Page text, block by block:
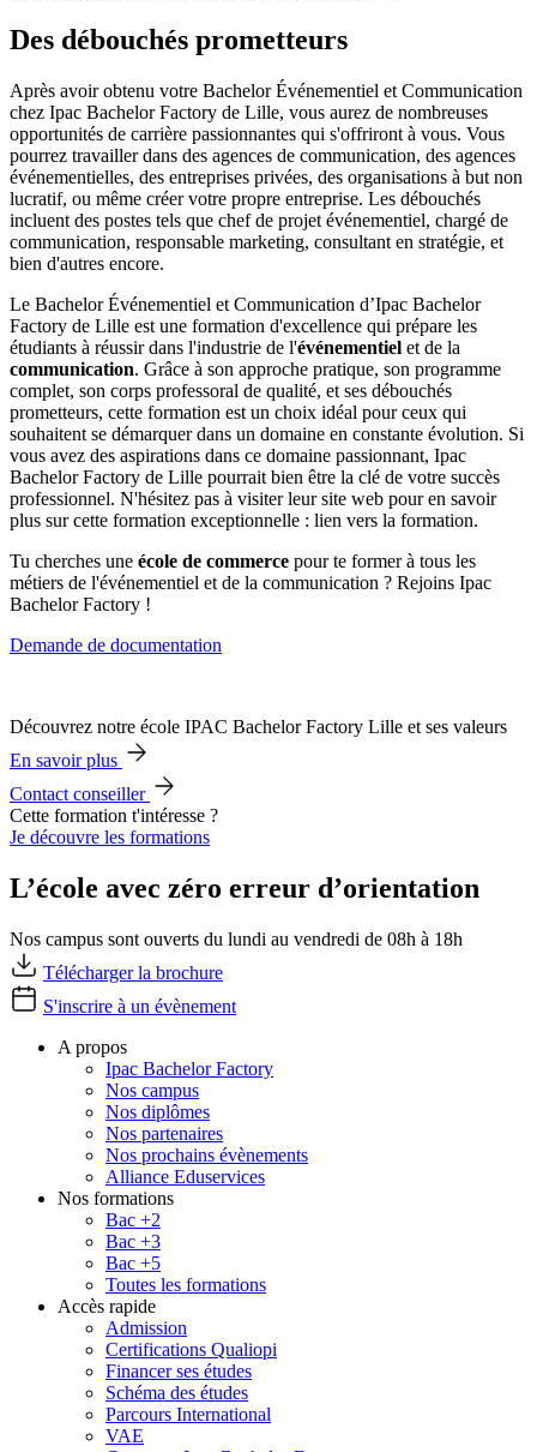
Des débouchés prometteurs
Après avoir obtenu votre Bachelor Événementiel et Communication
chez Ipac Bachelor Factory de Lille, vous aurez de nombreuses
opportunités de carrière passionnantes qui s'offriront à vous. Vous
pourrez travailler dans des agences de communication, des agences
événementielles, des entreprises privées, des organisations à but non
lucratif, ou même créer votre propre entreprise. Les débouchés
incluent des postes tels que chef de projet événementiel, chargé de
communication, responsable marketing, consultant en stratégie, et
bien d'autres encore.
Le Bachelor Événementiel et Communication d’Ipac Bachelor
Factory de Lille est une formation d'excellence qui prépare les
étudiants à réussir dans l'industrie de l'événementiel et de la
communication. Grâce à son approche pratique, son programme
complet, son corps professoral de qualité, et ses débouchés
prometteurs, cette formation est un choix idéal pour ceux qui
souhaitent se démarquer dans un domaine en constante évolution. Si
vous avez des aspirations dans ce domaine passionnant, Ipac
Bachelor Factory de Lille pourrait bien être la clé de votre succès
professionnel. N'hésitez pas à visiter leur site web pour en savoir
plus sur cette formation exceptionnelle : lien vers la formation.
Tu cherches une école de commerce pour te former à tous les
métiers de l'événementiel et de la communication ? Rejoins Ipac
Bachelor Factory !
Demande de documentation
Découvrez notre école IPAC Bachelor Factory Lille et ses valeurs
En savoir plus
Contact conseiller
Cette formation t'intéresse ?
Je découvre les formations
L’école avec zéro erreur d’orientation
Nos campus sont ouverts du lundi au vendredi de 08h à 18h
Télécharger la brochure
S'inscrire à un évènement
A propos
Ipac Bachelor Factory
Nos campus
Nos diplômes
Nos partenaires
Nos prochains évènements
Alliance Eduservices
Nos formations
Bac +2
Bac +3
Bac +5
Toutes les formations
Accès rapide
Admission
Certifications Qualiopi
Financer ses études
Schéma des études
Parcours International
VAE